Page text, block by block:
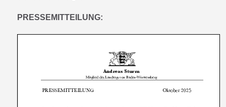
PRESSEMITTEILUNG: